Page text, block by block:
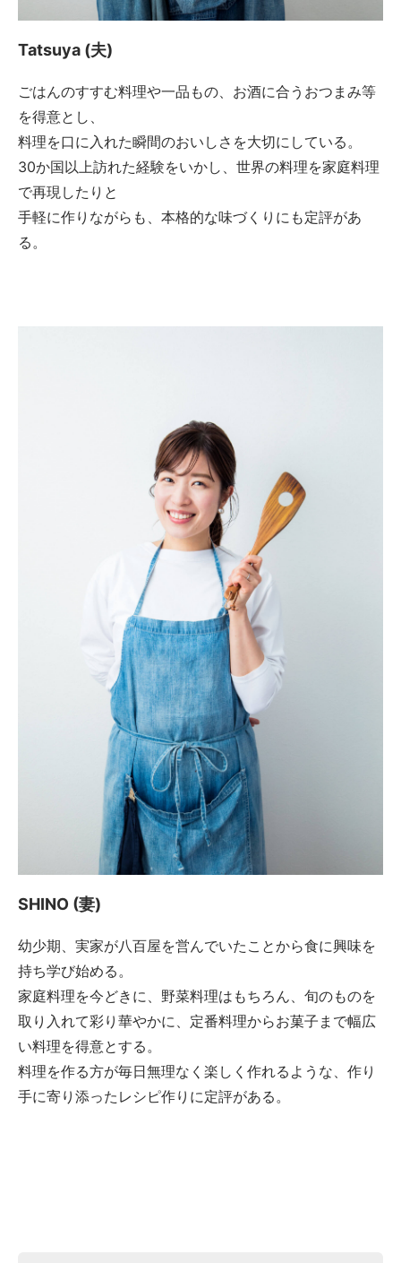
Tatsuya (夫)
ごはんのすすむ料理や一品もの、お酒に合うおつまみ等
を得意とし、
料理を口に入れた瞬間のおいしさを大切にしている。
30か国以上訪れた経験をいかし、世界の料理を家庭料理
で再現したりと
手軽に作りながらも、本格的な味づくりにも定評があ
る。
SHINO (妻)
幼少期、実家が八百屋を営んでいたことから食に興味を
持ち学び始める。
家庭料理を今どきに、野菜料理はもちろん、旬のものを
取り入れて彩り華やかに、定番料理からお菓子まで幅広
い料理を得意とする。
料理を作る方が毎日無理なく楽しく作れるような、作り
手に寄り添ったレシピ作りに定評がある。